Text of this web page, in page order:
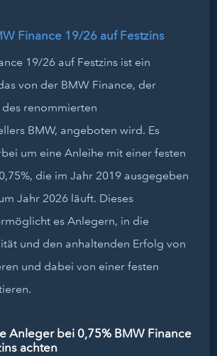
Finance 19/26 auf Festzins
19/26 auf Festzins ist ein
von der BMW Finance, der
renommierten
BMW, angeboten wird. Es
um eine Anleihe mit einer festen
die im Jahr 2019 ausgegeben
Jahr 2026 läuft. Dieses
es Anlegern, in die
und den anhaltenden Erfolg von
und dabei von einer festen
Anleger bei 0,75% BMW Finance
achten